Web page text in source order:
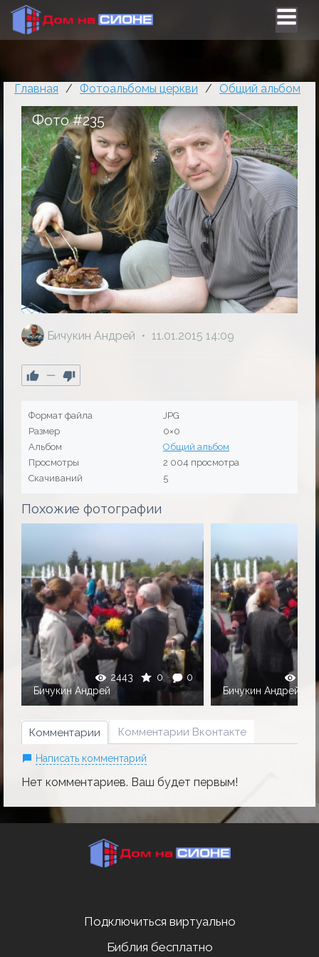
Главная / Фотоальбомы церкви / Общий альбом
Фото #235
Бичукин Андрей 11.01.2015 14:09
—
Формат файла
JPG
Размер
0×0
Альбом
Общий альбом
Просмотры
2 004 просмотра
Скачиваний
5
Похожие фотографии
2443 0
0
Бичукин Андрей
Бичукин Андрей
Комментарии Комментарии Вконтакте
Написать комментарий
Нет комментариев. Ваш будет первым!
Подключиться виртуально
Библия бесплатно